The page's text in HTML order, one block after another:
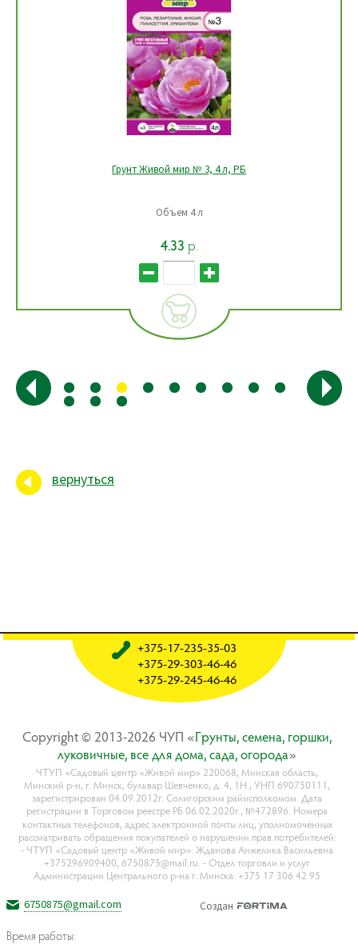
Грунт Живой мир № 3, 4 л, РБ
Объем 4 л
4.33 р.
вернуться
Copyright © 2013-2026 ЧУП «Гpyнты, ceмeнa, гopшки,
лyкoвичныe, вce для дoмa, caдa, oгopoдa»
ЧТУП «Садовый центр «Живой мир» 220068, Минская область,
Минский р-н, г. Минск, бульвар Шевченко, д. 4, 1Н., УНП 690750111,
зарегистрирован 04.09.2012г. Солигорским райисполкомом. Дата
регистрации в Торговом реестре РБ 06.02.2020г., №472896. Номера
контактных телефонов, адрес электронной почты лиц, уполномоченных
рассматривать обращения покупателей о нарушении прав потребителей:
- ЧТУП «Садовый центр «Живой мир»: Жданова Анжелика Васильевна
+375296909400, 6750875@mail.ru. - Отдел торговли и услуг
Администрации Центрального р-на г. Минска: +375 17 306 42 95
+375-17-235-35-03
+375-29-303-46-46
+375-29-245-46-46
6750875@gmail.com
Время работы:
Создан